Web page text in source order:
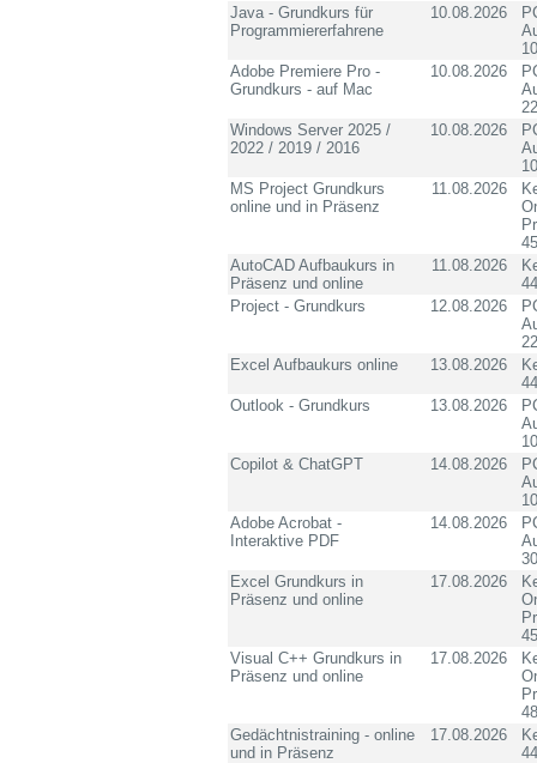
Java - Grundkurs für
Programmiererfahrene
10.08.2026
Adobe Premiere Pro -
Grundkurs - auf Mac
10.08.2026
Windows Server 2025 /
2022 / 2019 / 2016
10.08.2026
MS Project Grundkurs
online und in Präsenz
11.08.2026
AutoCAD Aufbaukurs in
Präsenz und online
11.08.2026
Project - Grundkurs
12.08.2026
Excel Aufbaukurs online
13.08.2026
Outlook - Grundkurs
13.08.2026
Copilot & ChatGPT
14.08.2026
Adobe Acrobat -
Interaktive PDF
14.08.2026
Excel Grundkurs in
Präsenz und online
17.08.2026
Visual C++ Grundkurs in
Präsenz und online
17.08.2026
Gedächtnistraining - online
und in Präsenz
17.08.2026